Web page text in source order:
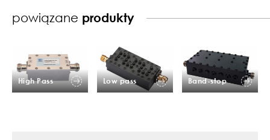
powiązane produkty
High Pass Low pass Band-stop